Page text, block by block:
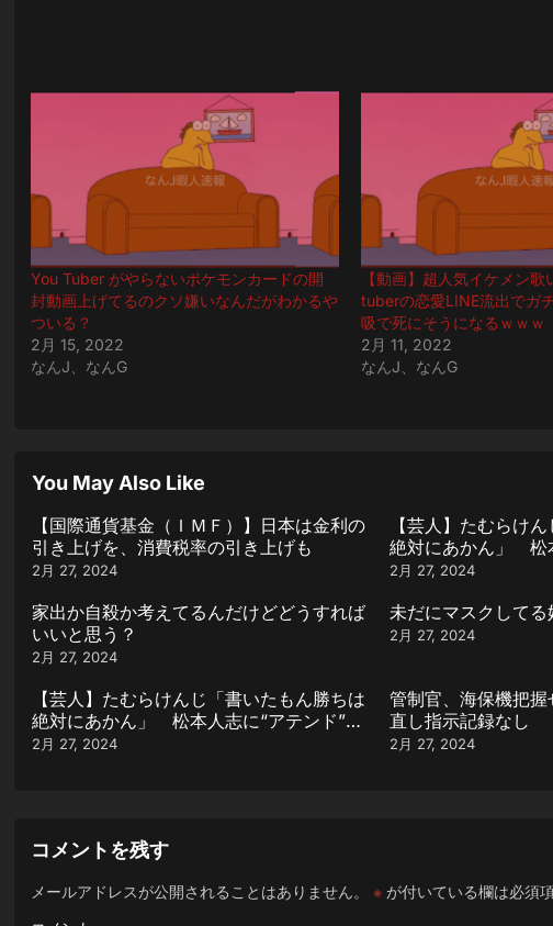
You Tuber がやらないポケモンカードの開
封動画上げてるのクソ嫌いなんだがわかるや
ついる？
2月 15, 2022
なんJ、なんG
【動画】超人気イケメン
tuberの恋愛LINE流出でガ
吸で死にそうになるｗｗｗ
2月 11, 2022
なんJ、なんG
You May Also Like
【国際通貨基金（ＩＭＦ）】日本は金利の
引き上げを、消費税率の引き上げも
2月 27, 2024
【芸人】たむらけ
絶対にあかん」 松
記された芸人の反論
2月 27, 2024
家出か自殺か考えてるんだけどどうすれば
いいと思う？
2月 27, 2024
未だにマスクして
2月 27, 2024
【芸人】たむらけんじ「書いたもん勝ちは
絶対にあかん」 松本人志に“アテンド”と
記された芸人の反論動画引用
2月 27, 2024
管制官、海保機把握
直し指示記録なし
2月 27, 2024
コメントを残す
メールアドレスが公開されることはありません。 ※ が付いている欄は必須